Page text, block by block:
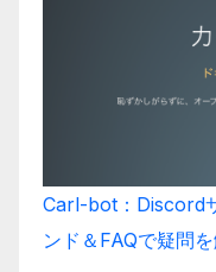
Carl-bot：Discord
ンド＆FAQで疑問